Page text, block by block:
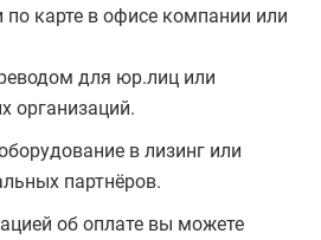
карте в офисе компании или
для юр.лиц или
организаций.
в лизинг или
партнёров.
об оплате вы можете